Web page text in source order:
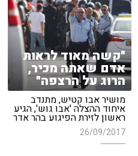
"קשה מאוד לראות
אדם שאתה מכיר,
הרוג על הרצפה"
מושיר אבו קטיש, מתנדב
איחוד ההצלה 'אבו גוש', הגיע
ראשון לזירת הפיגוע בהר אדר
26/09/2017